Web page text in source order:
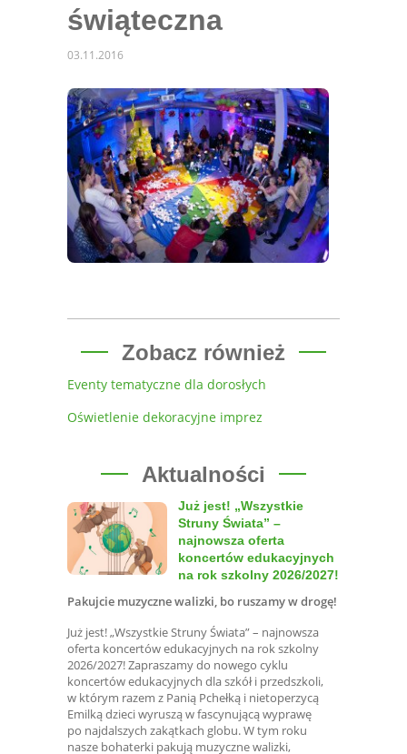
świąteczna
03.11.2016
Zobacz również
Eventy tematyczne dla dorosłych
Oświetlenie dekoracyjne imprez
Aktualności
Już jest! „Wszystkie
Struny Świata” –
najnowsza oferta
koncertów edukacyjnych
na rok szkolny 2026/2027!
Pakujcie muzyczne walizki, bo ruszamy w drogę!
Już jest! „Wszystkie Struny Świata” – najnowsza
oferta koncertów edukacyjnych na rok szkolny
2026/2027! Zapraszamy do nowego cyklu
koncertów edukacyjnych dla szkół i przedszkoli,
w którym razem z Panią Pchełką i nietoperzycą
Emilką dzieci wyruszą w fascynującą wyprawę
po najdalszych zakątkach globu. W tym roku
nasze bohaterki pakują muzyczne walizki,